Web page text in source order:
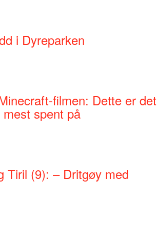
i Dyreparken
filmen: Dette er det
spent på
Tiril (9): – Dritgøy med